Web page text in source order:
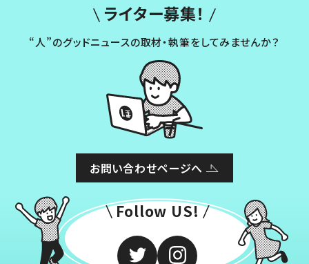
ライター募集！
“人”のグッドニュースの取材・執筆をしてみませんか？
お問い合わせページへ
Follow US!